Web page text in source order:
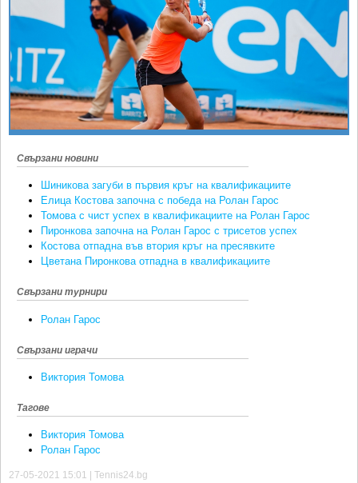
КЛУБОВЕ
БЛОГ
ВИДЕО
ЖЪЛТО
Спорт&Фитнес
Други
Любители
Свързани новини
Шиникова загуби в първия кръг на квалификациите
Елица Костова започна с победа на Ролан Гарос
Томова с чист успех в квалификациите на Ролан Гарос
Пиронкова започна на Ролан Гарос с трисетов успех
Костова отпадна във втория кръг на пресявките
Цветана Пиронкова отпадна в квалификациите
Свързани турнири
Ролан Гарос
Свързани играчи
Виктория Томова
Тагове
Виктория Томова
Ролан Гарос
27-05-2021 15:01 | Tennis24.bg